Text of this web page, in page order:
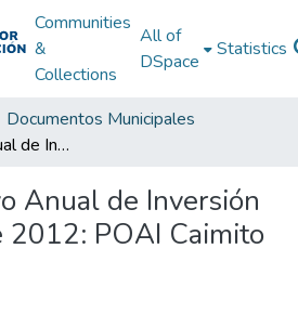
Communities
&
Collections
All of
DSpace
Statistics
Documentos Municipales
Plan Operativo Anual de Inversión Caimito Sucre 2012: POAI Caimito Sucre 2012
Anual de Inversión
2012: POAI Caimito